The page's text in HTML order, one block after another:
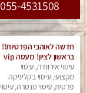
055-4531508
חדשה לאוהבי הפרטיות!!
בראשון לציון! מעסה vip
מפנקת בקליניקה פרטית
לחלוטין!!! לבד! לרציניים
בלבד! מומלץ!
עיסוי אירוודה, עיסוי
מקצועי, עיסוי בקליניקה
פרטית, עיסוי טנטרה, עיסוי